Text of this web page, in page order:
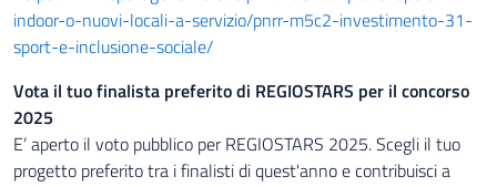
indoor-o-nuovi-locali-a-servizio/pnrr-m5c2-investimento-31-
sport-e-inclusione-sociale/
Vota il tuo finalista preferito di REGIOSTARS per il concorso
2025
E’ aperto il voto pubblico per REGIOSTARS 2025. Scegli il tuo
progetto preferito tra i finalisti di quest'anno e contribuisci a